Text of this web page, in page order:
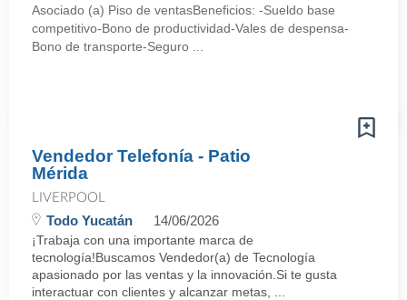
Asociado (a) Piso de ventasBeneficios: -Sueldo base
competitivo-Bono de productividad-Vales de despensa-
Bono de transporte-Seguro ...
Vendedor Telefonía - Patio
Mérida
LIVERPOOL
Todo Yucatán 14/06/2026
¡Trabaja con una importante marca de
tecnología!Buscamos Vendedor(a) de Tecnología
apasionado por las ventas y la innovación.Si te gusta
interactuar con clientes y alcanzar metas, ...